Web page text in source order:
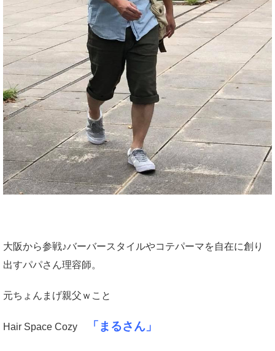
大阪から参戦♪バーバースタイルやコテパーマを自在に創り
出すパパさん理容師。
元ちょんまげ親父ｗこと
Hair Space Cozy 「まるさん」